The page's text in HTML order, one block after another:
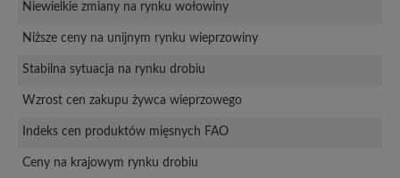
Niewielkie zmiany na rynku wołowiny
Niższe ceny na unijnym rynku wieprzowiny
Stabilna sytuacja na rynku drobiu
Wzrost cen zakupu żywca wieprzowego
Indeks cen produktów mięsnych FAO
Ceny na krajowym rynku drobiu